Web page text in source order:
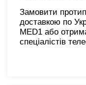
Замовити
доставкою по
MED1 або
спеціалістів